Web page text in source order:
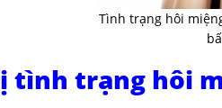
Tình trạng hôi
tình trạng hôi